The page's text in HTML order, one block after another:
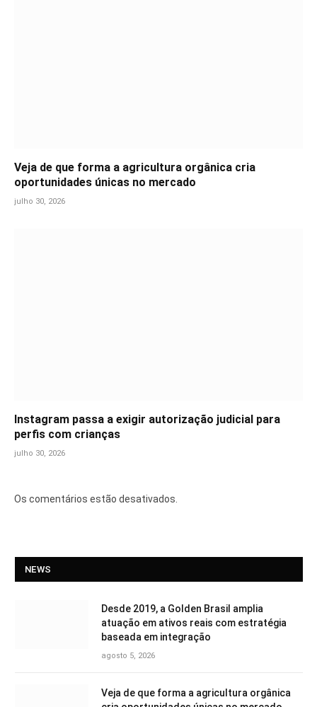
Veja de que forma a agricultura orgânica cria
oportunidades únicas no mercado
julho 30, 2026
Instagram passa a exigir autorização judicial para
perfis com crianças
julho 30, 2026
Os comentários estão desativados.
NEWS
Desde 2019, a Golden Brasil amplia
atuação em ativos reais com estratégia
baseada em integração
agosto 5, 2026
Veja de que forma a agricultura orgânica